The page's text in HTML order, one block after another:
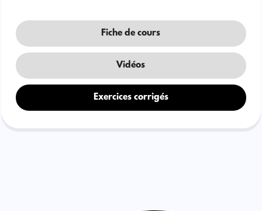
Fiche de cours
Vidéos
Exercices corrigés